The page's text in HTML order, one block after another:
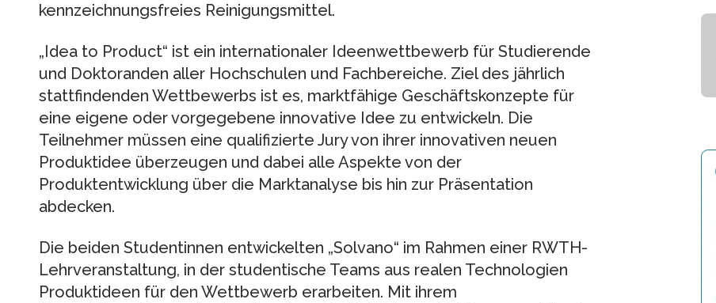
kennzeichnungsfreies Reinigungsmittel.
„Idea to Product“ ist ein internationaler Ideenwettbewerb für Studierende
und Doktoranden aller Hochschulen und Fachbereiche. Ziel des jährlich
stattfindenden Wettbewerbs ist es, marktfähige Geschäftskonzepte für
eine eigene oder vorgegebene innovative Idee zu entwickeln. Die
Teilnehmer müssen eine qualifizierte Jury von ihrer innovativen neuen
Produktidee überzeugen und dabei alle Aspekte von der
Produktentwicklung über die Marktanalyse bis hin zur Präsentation
abdecken.
Die beiden Studentinnen entwickelten „Solvano“ im Rahmen einer RWTH-
Lehrveranstaltung, in der studentische Teams aus realen Technologien
Produktideen für den Wettbewerb erarbeiten. Mit ihrem